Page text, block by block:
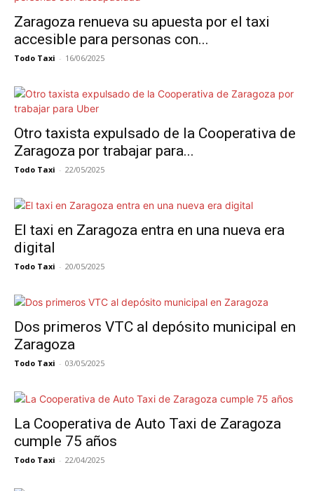
Zaragoza renueva su apuesta por el taxi
accesible para personas con...
Todo Taxi - 16/06/2025
Otro taxista expulsado de la Cooperativa de
Zaragoza por trabajar para...
Todo Taxi - 22/05/2025
El taxi en Zaragoza entra en una nueva era
digital
Todo Taxi - 20/05/2025
Dos primeros VTC al depósito municipal en
Zaragoza
Todo Taxi - 03/05/2025
La Cooperativa de Auto Taxi de Zaragoza
cumple 75 años
Todo Taxi - 22/04/2025